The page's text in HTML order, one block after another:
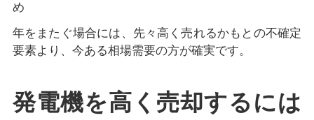
め
年をまたぐ場合には、先々高く売れるかもとの不確定
要素より、今ある相場需要の方が確実です。
発電機を高く売却するには